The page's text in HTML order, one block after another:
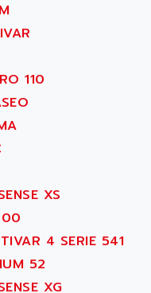
110
XS
4 SERIE 541
52
XG